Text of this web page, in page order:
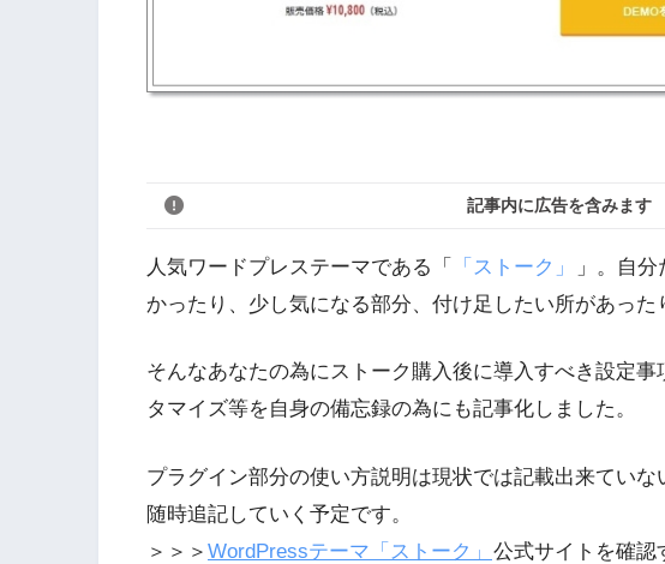
記事内に広告を含みます
人気ワードプレステーマである「 「ストーク」
」。自
かったり、少し気になる部分、付け足したい所があった
そんなあなたの為にストーク購入後に導入すべき設定
タマイズ等を自身の備忘録の為にも記事化しました。
プラグイン部分の使い方説明は現状では記載出来ていな
随時追記していく予定です。
＞＞＞ WordPressテーマ「ストーク」 公式サイトを確認